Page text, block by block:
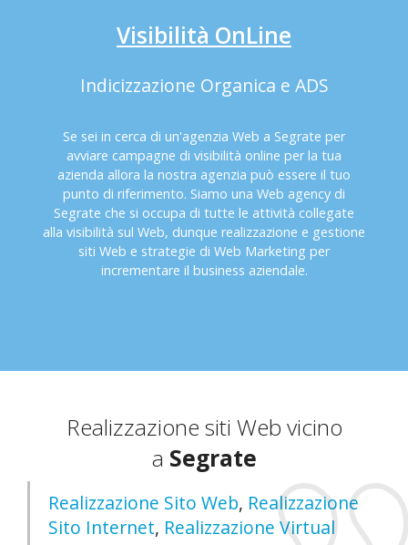
Visibilità OnLine
Indicizzazione Organica e ADS
Se sei in cerca di un'agenzia Web a Segrate per
avviare campagne di visibilità online per la tua
azienda allora la nostra agenzia può essere il tuo
punto di riferimento. Siamo una Web agency di
Segrate che si occupa di tutte le attività collegate
alla visibilità sul Web, dunque realizzazione e gestione
siti Web e strategie di Web Marketing per
incrementare il business aziendale.
Realizzazione siti Web vicino
a Segrate
Realizzazione Sito Web, Realizzazione
Sito Internet, Realizzazione Virtual